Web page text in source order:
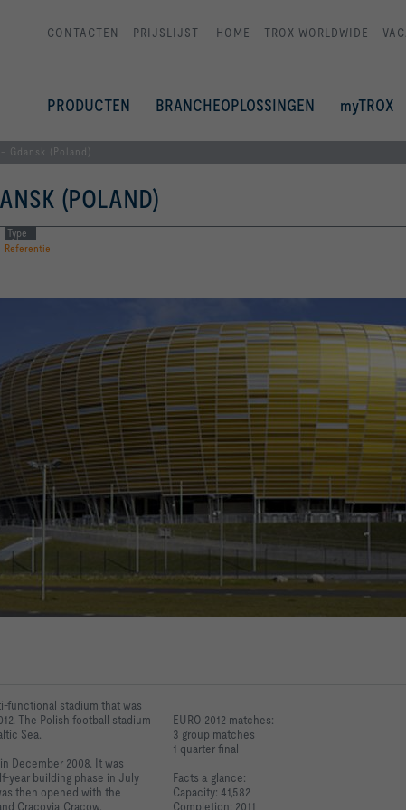
CONTACTEN PRIJSLIJST HOME TROX WORLDWIDE
PRODUCTEN BRANCHEOPLOSSINGEN myTROX
Gdansk (Poland)
(POLAND)
Type
Referentie
functional stadium that was
The Polish football stadium
Sea.
December 2008. It was
year building phase in July
then opened with the
Cracovia Cracow.
EURO 2012 matches:
3 group matches
1 quarter final
Facts a glance:
Capacity: 41,582
Completion: 2011